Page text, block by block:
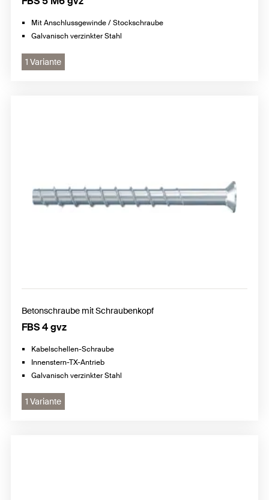
Mit Anschlussgewinde / Stockschraube
Galvanisch verzinkter Stahl
1 Variante
Betonschraube mit Schraubenkopf
FBS 4 gvz
Kabelschellen-Schraube
Innenstern-TX-Antrieb
Galvanisch verzinkter Stahl
1 Variante